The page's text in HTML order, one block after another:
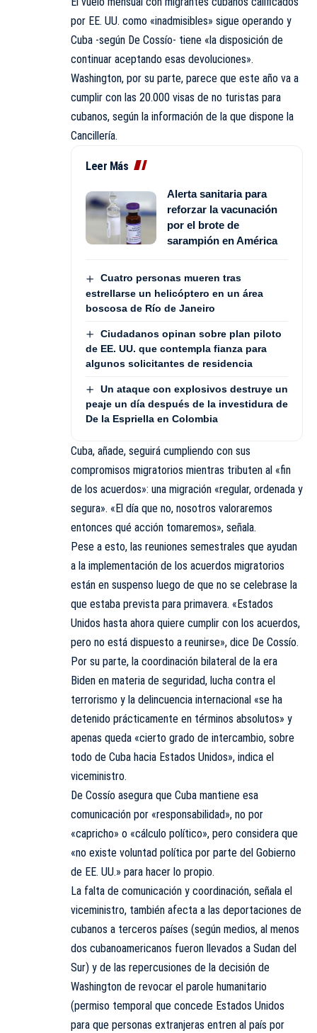
por EE. UU. como «inadmisibles» sigue operando y
Cuba -según De Cossío- tiene «la disposición de
continuar aceptando esas devoluciones».
Washington, por su parte, parece que este año va a
cumplir con las 20.000 visas de no turistas para
cubanos, según la información de la que dispone la
Cancillería.
Leer Más
Alerta sanitaria para
reforzar la vacunación
por el brote de
sarampión en América
Cuatro personas mueren tras
estrellarse un helicóptero en un área
boscosa de Río de Janeiro
Ciudadanos opinan sobre plan piloto
de EE. UU. que contempla fianza para
algunos solicitantes de residencia
Un ataque con explosivos destruye un
peaje un día después de la investidura de
De la Espriella en Colombia
Cuba, añade, seguirá cumpliendo con sus
compromisos migratorios mientras tributen al «fin
de los acuerdos»: una migración «regular, ordenada y
segura». «El día que no, nosotros valoraremos
entonces qué acción tomaremos», señala.
Pese a esto, las reuniones semestrales que ayudan
a la implementación de los acuerdos migratorios
están en suspenso luego de que no se celebrase la
que estaba prevista para primavera. «Estados
Unidos hasta ahora quiere cumplir con los acuerdos,
pero no está dispuesto a reunirse», dice De Cossío.
Por su parte, la coordinación bilateral de la era
Biden en materia de seguridad, lucha contra el
terrorismo y la delincuencia internacional «se ha
detenido prácticamente en términos absolutos» y
apenas queda «cierto grado de intercambio, sobre
todo de Cuba hacia Estados Unidos», indica el
viceministro.
De Cossío asegura que Cuba mantiene esa
comunicación por «responsabilidad», no por
«capricho» o «cálculo político», pero considera que
«no existe voluntad política por parte del Gobierno
de EE. UU.» para hacer lo propio.
La falta de comunicación y coordinación, señala el
viceministro, también afecta a las deportaciones de
cubanos a terceros países (según medios, al menos
dos cubanoamericanos fueron llevados a Sudan del
Sur) y de las repercusiones de la decisión de
Washington de revocar el parole humanitario
(permiso temporal que concede Estados Unidos
para que personas extranjeras entren al país por